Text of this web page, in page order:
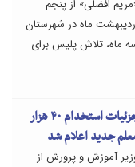
افضلی» از پنجم
ماه در شهرستان
ماه، تلاش پلیس برای
جزئیات استخدام ۴۰ هزار
جدید اعلام شد
آموزش و پرورش از